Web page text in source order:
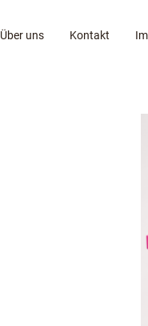
Über uns Kontakt